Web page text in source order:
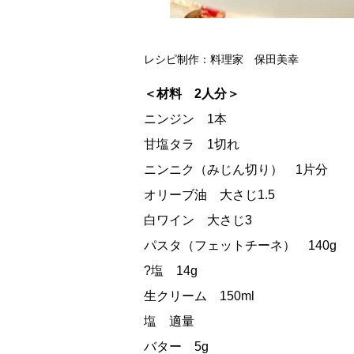
レシピ制作：料理家 保田美幸
＜材料 2人分＞
ニンジン 1本
甘塩タラ 1切れ
ニンニク（みじん切り） 1片分
オリーブ油 大さじ1.5
白ワイン 大さじ3
パスタ（フェットチーネ） 140g
?塩 14g
生クリーム 150ml
塩 適量
バター 5g